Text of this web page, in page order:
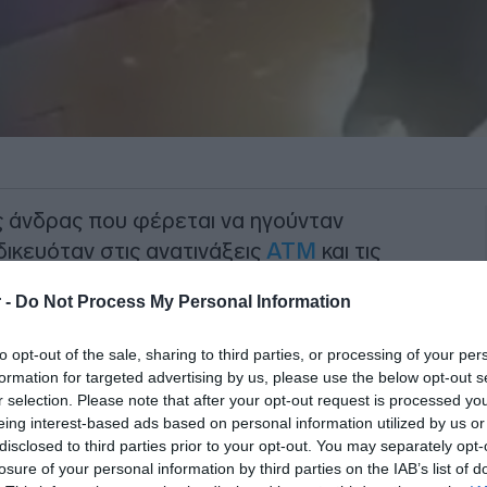
- Do Not Process My Personal Information
opt-out of the sale, sharing to third parties, or processing of your
for targeted advertising by us, please use the below opt-out
selection. Please note that after your opt-out request is processed
interest-based ads based on personal information utilized by us
to third parties prior to your opt-out. You may separately
of your personal information by third parties on the IAB’s list of
άνδρας που φέρεται να ηγούνταν
στις ανατινάξεις ΑΤΜ και τις
της περασμένης Τρίτης από
Ιδιοκτησίας της νεοσύστατης
Εγκλήματος (ΔΑΟΕ), γνωστής και